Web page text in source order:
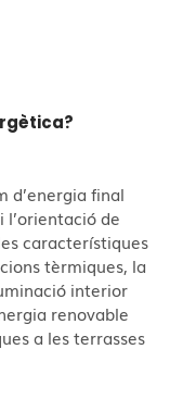
d’energia final
l’orientació de
característiques
tèrmiques, la
interior
renovable
a les terrasses